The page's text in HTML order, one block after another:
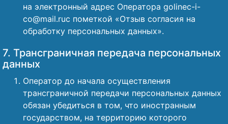
на электронный адрес Оператора golinec-i-
co@mail.ruс пометкой «Отзыв согласия на
обработку персональных данных».
7. Трансграничная передача персональных
данных
Оператор до начала осуществления
трансграничной передачи персональных данных
обязан убедиться в том, что иностранным
государством, на территорию которого